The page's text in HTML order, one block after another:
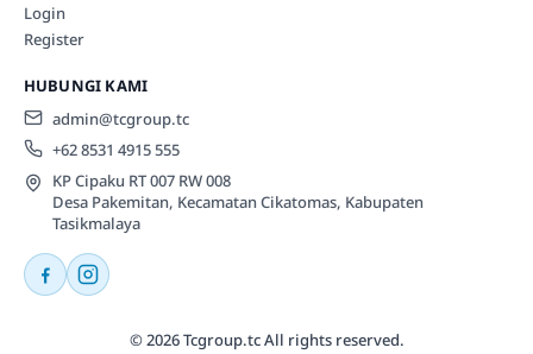
Login
Register
HUBUNGI KAMI
admin@tcgroup.tc
+62 8531 4915 555
KP Cipaku RT 007 RW 008
Desa Pakemitan, Kecamatan Cikatomas, Kabupaten
Tasikmalaya
© 2026 Tcgroup.tc All rights reserved.